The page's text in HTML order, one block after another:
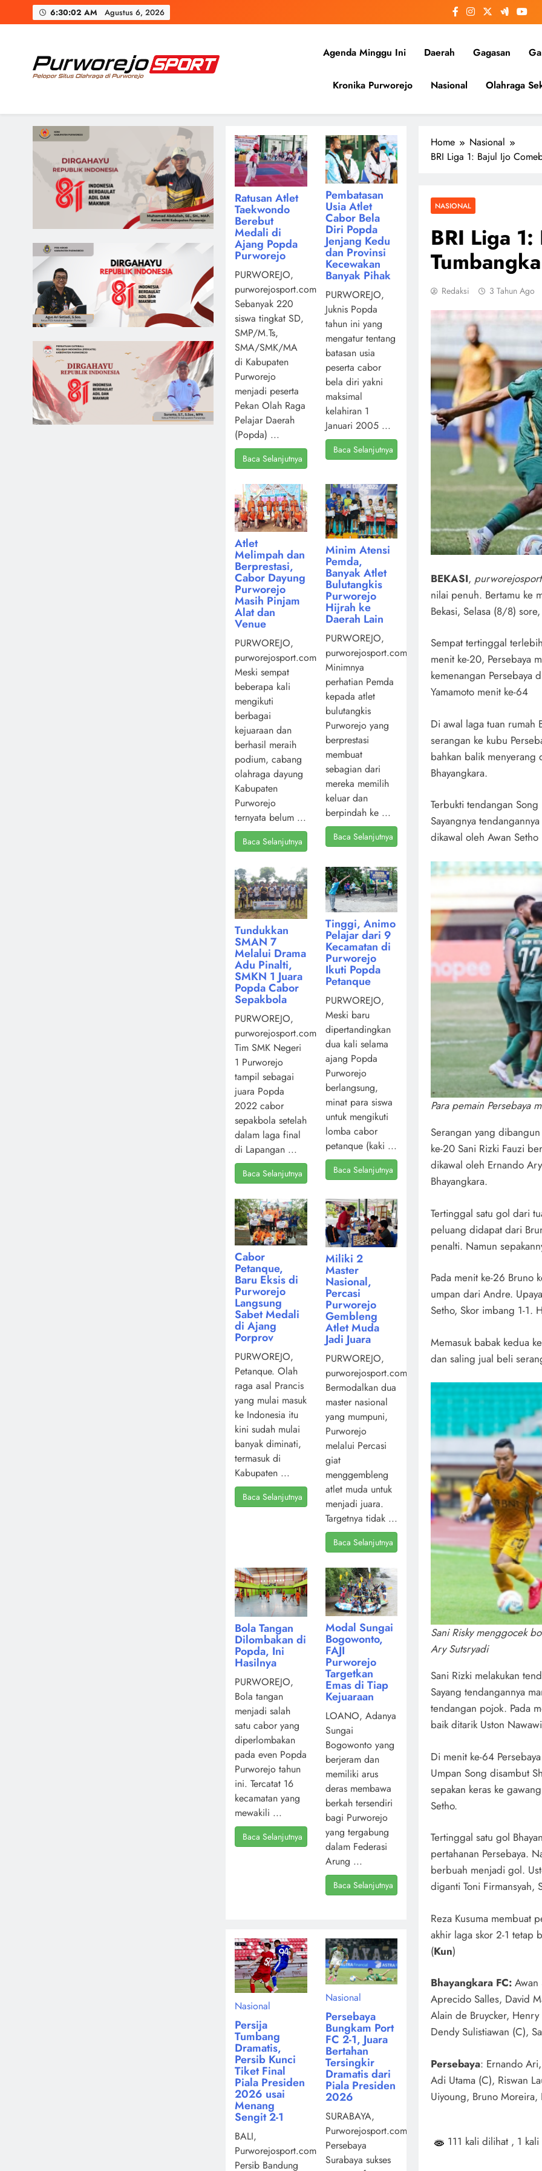
to
6:30:03 AM Agustus 6, 2026
Agenda Minggu Ini Daerah Gagasan
Kronika Purworejo Nasional Olahraga
Home
Nasional
BRI Liga 1: Bajul Ijo
NASIONAL
BRI Liga
Redaksi 3 Tahun Ago
BEKASI,
nilai penuh. Bertamu ke
Bekasi, Selasa (8/8)
Sempat tertinggal
menit ke-20, Persebaya
kemenangan Persebaya
Yamamoto menit ke-64
Di awal laga tuan rumah
serangan ke kubu
bahkan balik menyerang
Bhayangkara.
Terbukti tendangan
Sayangnya
dikawal oleh Awan Setho
Para pemain Persebaya
Serangan yang
ke-20 Sani Rizki Fauzi
dikawal oleh Ernando
Bhayangkara.
Tertinggal satu gol dari
peluang didapat dari
penalti. Namun
Pada menit ke-26 Bruno
umpan dari Andre.
Setho, Skor imbang 1-1.
Memasuk babak kedua
dan saling jual beli
Sani Risky menggocek
Ary Sutsryadi
Sani Rizki melakukan
Sayang tendangannya
tendangan pojok. Pada
baik ditarik Uston
Di menit ke-64
Umpan Song disambut
sepakan keras ke
Setho.
Tertinggal satu gol
pertahanan Persebaya.
berbuah menjadi gol.
diganti Toni Firmansyah,
Reza Kusuma membuat
akhir laga skor 2-1 tetap
(Kun)
Bhayangkara FC: Awan
Aprecido Salles, David
Alain de Bruycker,
Dendy Sulistiawan (C),
Persebaya: Ernando
Adi Utama (C), Riswan
Uiyoung, Bruno Moreira,
111 kali dilihat , 1
Ratusan Atlet
Taekwondo
Berebut
Medali di
Ajang Popda
Purworejo
PURWOREJO,
purworejosport.com,
Sebanyak 220
siswa tingkat SD,
SMP/M.Ts,
SMA/SMK/MA
di Kabupaten
Purworejo
menjadi peserta
Pekan Olah Raga
Pelajar Daerah
(Popda) ...
Baca Selanjutnya
Pembatasan
Usia Atlet
Cabor Bela
Diri Popda
Jenjang Kedu
dan Provinsi
Kecewakan
Banyak Pihak
PURWOREJO,
Juknis Popda
tahun ini yang
mengatur tentang
batasan usia
peserta cabor
bela diri yakni
maksimal
kelahiran 1
Januari 2005 ...
Baca Selanjutnya
Atlet
Melimpah dan
Berprestasi,
Cabor Dayung
Purworejo
Masih Pinjam
Alat dan
Venue
PURWOREJO,
purworejosport.com,
Meski sempat
beberapa kali
mengikuti
berbagai
kejuaraan dan
berhasil meraih
podium, cabang
olahraga dayung
Kabupaten
Purworejo
ternyata belum ...
Baca Selanjutnya
Minim Atensi
Pemda,
Banyak Atlet
Bulutangkis
Purworejo
Hijrah ke
Daerah Lain
PURWOREJO,
purworejosport.com,
Minimnya
perhatian Pemda
kepada atlet
bulutangkis
Purworejo yang
berprestasi
membuat
sebagian dari
mereka memilih
keluar dan
berpindah ke ...
Baca Selanjutnya
Tundukkan
SMAN 7
Melalui Drama
Adu Pinalti,
SMKN 1 Juara
Popda Cabor
Sepakbola
PURWOREJO,
purworejosport.com,
Tim SMK Negeri
1 Purworejo
tampil sebagai
juara Popda
2022 cabor
sepakbola setelah
dalam laga final
di Lapangan ...
Baca Selanjutnya
Tinggi, Animo
Pelajar dari 9
Kecamatan di
Purworejo
Ikuti Popda
Petanque
PURWOREJO,
Meski baru
dipertandingkan
dua kali selama
ajang Popda
Purworejo
berlangsung,
minat para siswa
untuk mengikuti
lomba cabor
petanque (kaki ...
Baca Selanjutnya
Cabor
Petanque,
Baru Eksis di
Purworejo
Langsung
Sabet Medali
di Ajang
Porprov
PURWOREJO,
Petanque. Olah
raga asal Prancis
yang mulai masuk
ke Indonesia itu
kini sudah mulai
banyak diminati,
termasuk di
Kabupaten ...
Baca Selanjutnya
Miliki 2
Master
Nasional,
Percasi
Purworejo
Gembleng
Atlet Muda
Jadi Juara
PURWOREJO,
purworejosport.com,
Bermodalkan dua
master nasional
yang mumpuni,
Purworejo
melalui Percasi
giat
menggembleng
atlet muda untuk
menjadi juara.
Targetnya tidak ...
Baca Selanjutnya
Bola Tangan
Dilombakan di
Popda, Ini
Hasilnya
PURWOREJO,
Bola tangan
menjadi salah
satu cabor yang
diperlombakan
pada even Popda
Purworejo tahun
ini. Tercatat 16
kecamatan yang
mewakili ...
Baca Selanjutnya
Modal Sungai
Bogowonto,
FAJI
Purworejo
Targetkan
Emas di Tiap
Kejuaraan
LOANO, Adanya
Sungai
Bogowonto yang
berjeram dan
memiliki arus
deras membawa
berkah tersendiri
bagi Purworejo
yang tergabung
dalam Federasi
Arung ...
Baca Selanjutnya
Nasional
Persija
Tumbang
Dramatis,
Persib Kunci
Tiket Final
Piala Presiden
2026 usai
Menang
Sengit 2-1
BALI,
Purworejosport.com,
Persib Bandung
Nasional
Persebaya
Bungkam Port
FC 2-1, Juara
Bertahan
Tersingkir
Dramatis dari
Piala Presiden
2026
SURABAYA,
Purworejosport.com,
Persebaya
Surabaya sukses